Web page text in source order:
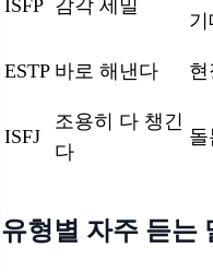
ISFP 감각 세밀
기
ESTP 바로 해낸다 현
ISFJ
조용히 다 챙긴
다
유형별 자주 듣는